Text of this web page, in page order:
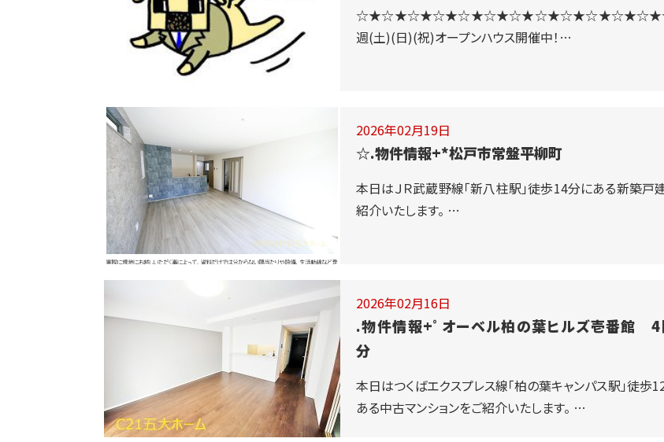
週(土)(日)(祝)オープンハウス開催中！…
2026年02月19日
☆.物件情報+*松戸市常盤平柳町
本日はＪＲ武蔵野線「新八柱駅」徒歩14分にある新築戸
紹介いたします。 …
2026年02月16日
.物件情報+ﾟオーベル柏の葉ヒルズ壱番館 4
分
本日はつくばエクスプレス線「柏の葉キャンパス駅」徒歩
ある中古マンションをご紹介いたします。 …